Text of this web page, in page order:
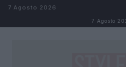
Salta al contenuto
7 Agosto 2026
7 Agosto